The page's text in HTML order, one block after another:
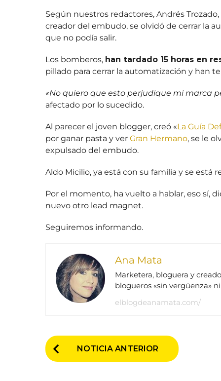
Según nuestros redactores, Andrés Trozado,
creador del embudo, se olvidó de cerrar la
que no podía salir.
Los bomberos, han tardado 15 horas en
pillado para cerrar la automatización y han
«No quiero que esto perjudique mi marca
afectado por lo sucedido.
Al parecer el joven blogger, creó «La Guía
por ganar pasta y ver Gran Hermano, se le
expulsado del embudo.
Aldo Micilio, ya está con su familia y se está
Por el momento, ha vuelto a hablar, eso sí,
nuevo otro lead magnet.
Seguiremos informando.
Ana Mata
Marketera, bloguera y
blogueros «sin vergüenza»
elblogdeanamata.com/
P
o
NOTICIA ANTERIOR